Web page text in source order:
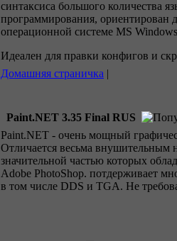
синтаксиса большого количества
программирования, ориентирован
операционной системе MS
Идеален для правки конфигов и
Домашняя страничка |
Paint.NET 3.35 Final RUS
Paint.NET - очень мощный
Отличается весьма внушительным
значительной частью которых
Adobe PhotoShop. потдерживает
в том числе DDS и TGA. Не